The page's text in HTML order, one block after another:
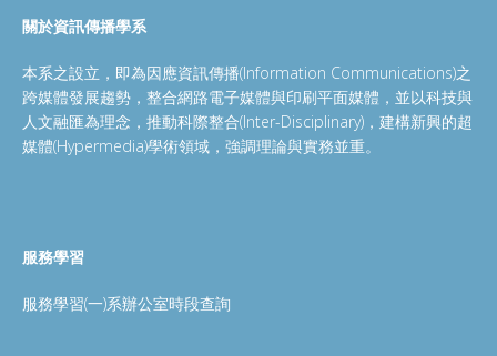
關於資訊傳播學系
本系之設立，即為因應資訊傳播(Information Communications)之
跨媒體發展趨勢，整合網路電子媒體與印刷平面媒體，並以科技與
人文融匯為理念，推動科際整合(Inter-Disciplinary)，建構新興的超
媒體(Hypermedia)學術領域，強調理論與實務並重。
服務學習
服務學習(一)系辦公室時段查詢